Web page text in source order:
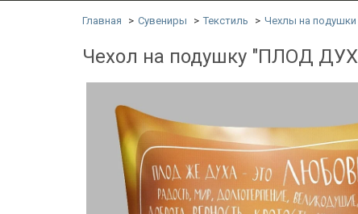
Главная Сувениры Текстиль Чехлы на подушки
Чехол на подушку "ПЛОД